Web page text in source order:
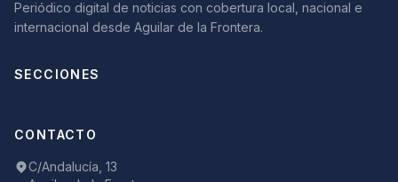
Periódico digital de noticias con cobertura local, nacional e
internacional desde Aguilar de la Frontera.
SECCIONES
CONTACTO
C/Andalucía, 13